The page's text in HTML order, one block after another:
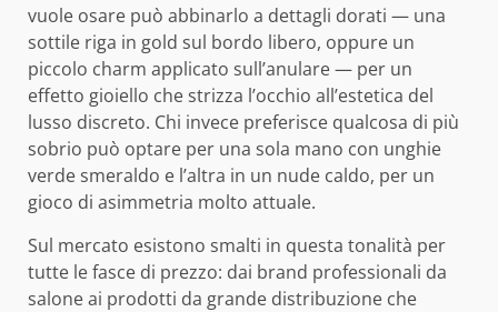
vuole osare può abbinarlo a dettagli dorati — una
sottile riga in gold sul bordo libero, oppure un
piccolo charm applicato sull’anulare — per un
effetto gioiello che strizza l’occhio all’estetica del
lusso discreto. Chi invece preferisce qualcosa di più
sobrio può optare per una sola mano con unghie
verde smeraldo e l’altra in un nude caldo, per un
gioco di asimmetria molto attuale.
Sul mercato esistono smalti in questa tonalità per
tutte le fasce di prezzo: dai brand professionali da
salone ai prodotti da grande distribuzione che